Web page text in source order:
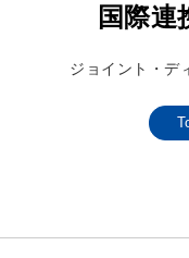
国際
ジョイント・デ